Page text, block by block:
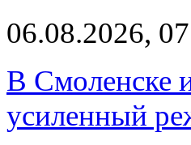
06.08.2026,
В Смоленске
усиленный